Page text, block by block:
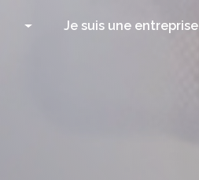
Je suis une entreprise